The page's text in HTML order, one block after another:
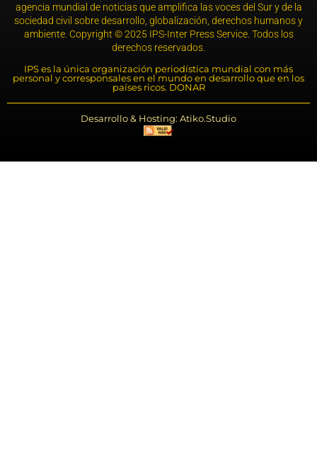
agencia mundial de noticias que amplifica las voces del Sur y de la
sociedad civil sobre desarrollo, globalización, derechos humanos y
ambiente. Copyright © 2025 IPS-Inter Press Service. Todos los
derechos reservados.
IPS es la única organización periodística mundial con más
personal y corresponsales en el mundo en desarrollo que en los
países ricos. DONAR
Desarrollo & Hosting: Atiko.Studio